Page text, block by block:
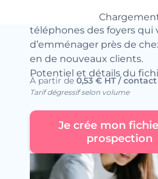
accédez aux adresses
téléphones des foyers qui
d’emménager près de
en de nouveaux clients.
Potentiel et détails du
À partir de 0,53 € HT / contact
Tarif dégressif selon volume
Je crée mon
prospection